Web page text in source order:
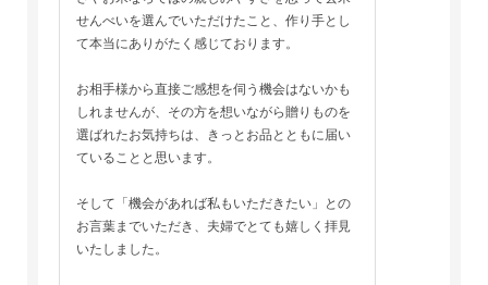
せんべいを選んでいただけたこと、作り手とし
て本当にありがたく感じております。
お相手様から直接ご感想を伺う機会はないかも
しれませんが、その方を想いながら贈りものを
選ばれたお気持ちは、きっとお品とともに届い
ていることと思います。
そして「機会があれば私もいただきたい」との
お言葉までいただき、夫婦でとても嬉しく拝見
いたしました。